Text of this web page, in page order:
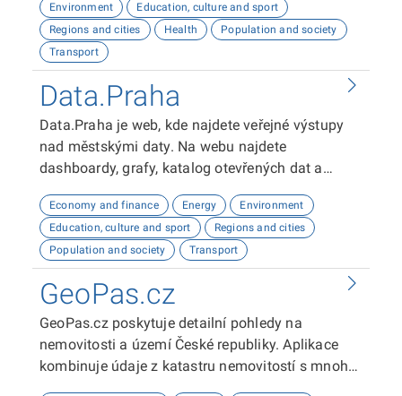
školství, životním prostředí, kultuře nebo třeba
potenciálu pro fotovoltaiku.
Environment
Education, culture and sport
Regions and cities
Health
Population and society
Transport
Data.Praha
Data.Praha je web, kde najdete veřejné výstupy
nad městskými daty. Na webu najdete
dashboardy, grafy, katalog otevřených dat a
umožní analyzovat a vizualizovat data o Praze.
Doufáme, že vám naše platforma bude užitečná!
Economy and finance Energy
Environment
Education, culture and sport
Regions and cities
Population and society
Transport
GeoPas.cz
GeoPas.cz poskytuje detailní pohledy na
nemovitosti a území České republiky. Aplikace
kombinuje údaje z katastru nemovitostí s mnoha